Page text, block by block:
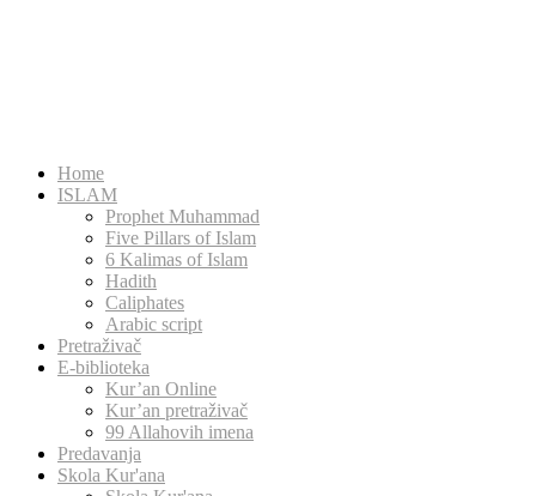
Home
ISLAM
Prophet Muhammad
Five Pillars of Islam
6 Kalimas of Islam
Hadith
Caliphates
Arabic script
Pretraživač
E-biblioteka
Kur’an Online
Kur’an pretraživač
99 Allahovih imena
Predavanja
Skola Kur'ana